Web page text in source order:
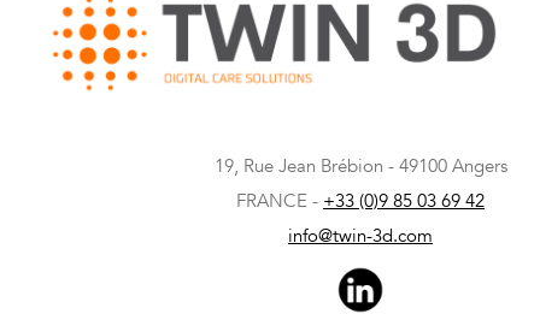
19, Rue Jean Brébion - 49100 Angers
FRANCE - +33(0)9 85 03 69 42
info@twin-3d.com